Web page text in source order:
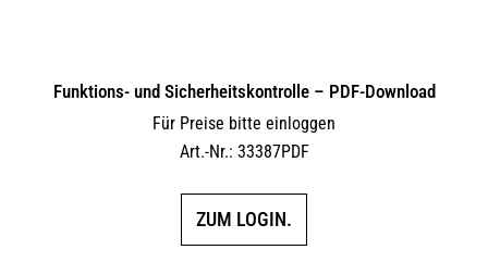
Funktions- und Sicherheitskontrolle – PDF-Download
Für Preise bitte einloggen
Art.-Nr.: 33387PDF
ZUM LOGIN.